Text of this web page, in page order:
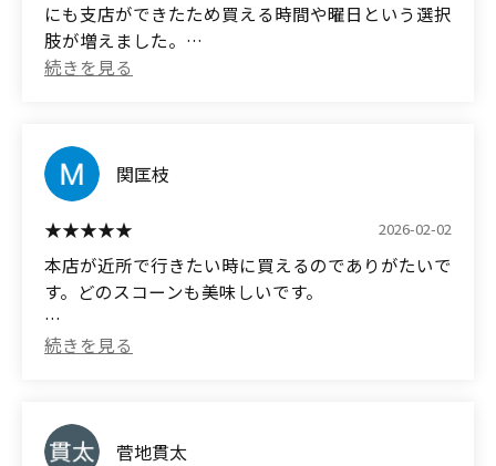
にも支店ができたため買える時間や曜日という選択
肢が増えました。
食感や生地の詰まり具合と味が唯一無二と思ってい
ます。
(Translated by Google)
I've been going there regularly since last year, and
now that they've opened a branch at Yokohama
Station, I have more options for the time and day I
can buy them.
関匡枝
2026-02-02
本店が近所で行きたい時に買えるのでありがたいで
す。どのスコーンも美味しいです。
(Translated by Google)
菅地貫太